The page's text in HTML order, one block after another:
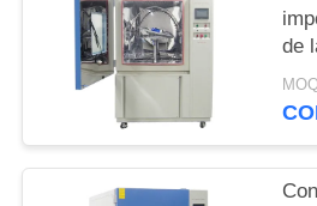
PRIVACY
POLICY
de